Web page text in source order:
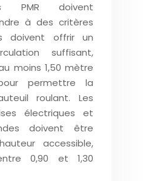
PMR doivent
à des critères
doivent offrir un
suffisant,
moins 1,50 mètre
permettre la
roulant. Les
électriques et
doivent être
accessible,
0,90 et 1,30